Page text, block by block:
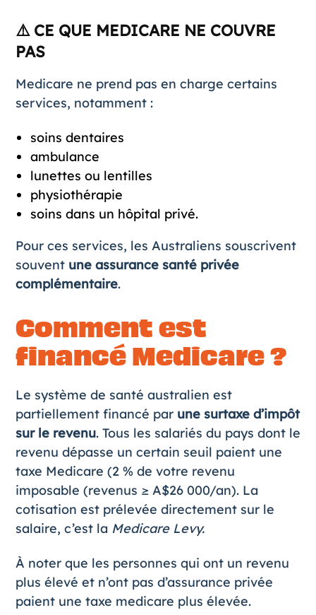
⚠️ CE QUE MEDICARE NE COUVRE
PAS
Medicare ne prend pas en charge certains
services, notamment :
soins dentaires
ambulance
lunettes ou lentilles
physiothérapie
soins dans un hôpital privé.
Pour ces services, les Australiens souscrivent
souvent une assurance santé privée
complémentaire.
Comment est
financé Medicare ?
Le système de santé australien est
partiellement financé par une surtaxe d’impôt
sur le revenu. Tous les salariés du pays dont le
revenu dépasse un certain seuil paient une
taxe Medicare (2 % de votre revenu
imposable (revenus ≥ A$26 000/an). La
cotisation est prélevée directement sur le
salaire, c’est la Medicare Levy.
À noter que les personnes qui ont un revenu
plus élevé et n’ont pas d’assurance privée
paient une taxe medicare plus élevée.